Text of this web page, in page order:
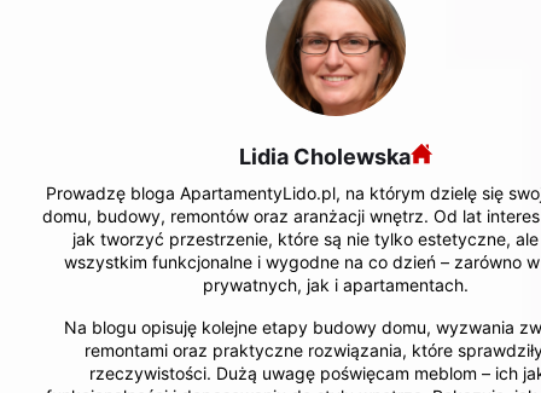
Lidia Cholewska
Prowadzę bloga ApartamentyLido.pl, na którym dzielę się
domu, budowy, remontów oraz aranżacji wnętrz. Od lat
jak tworzyć przestrzenie, które są nie tylko estetyczne,
wszystkim funkcjonalne i wygodne na co dzień – zarówno
prywatnych, jak i apartamentach.
Na blogu opisuję kolejne etapy budowy domu, wyzwania
remontami oraz praktyczne rozwiązania, które
rzeczywistości. Dużą uwagę poświęcam meblom – ich